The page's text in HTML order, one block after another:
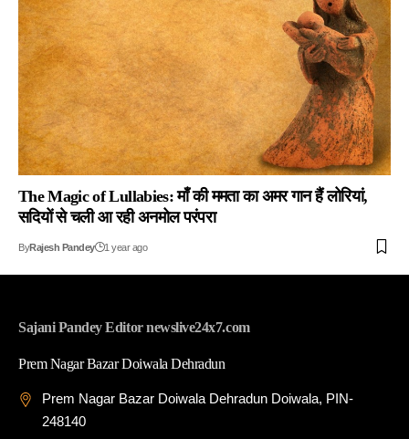
The Magic of Lullabies: माँ की ममता का अमर गान हैं लोरियां,
सदियों से चली आ रही अनमोल परंपरा
ByRajesh Pandey 1 year ago
Sajani Pandey Editor newslive24x7.com
Prem Nagar Bazar Doiwala Dehradun
Prem Nagar Bazar Doiwala Dehradun Doiwala, PIN-
248140